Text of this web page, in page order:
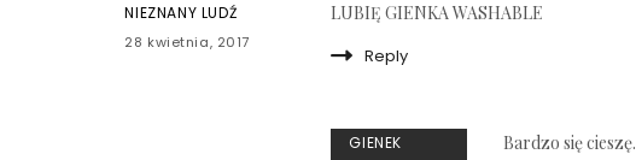
NIEZNANY LUDŹ
28 kwietnia, 2017
LUBIĘ GIENKA WASHABLE
Reply
GIENEK
Bardzo się cieszę.